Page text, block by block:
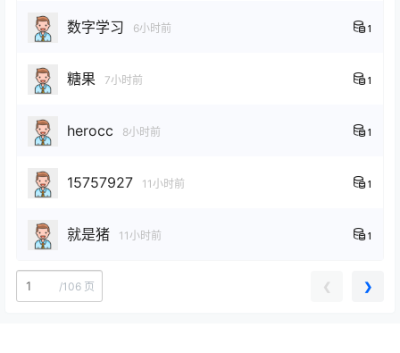
数字学习 6小时前 1
糖果 7小时前 1
herocc 8小时前 1
15757927 11小时前 1
就是猪 11小时前 1
/106 页 ❮ ❯